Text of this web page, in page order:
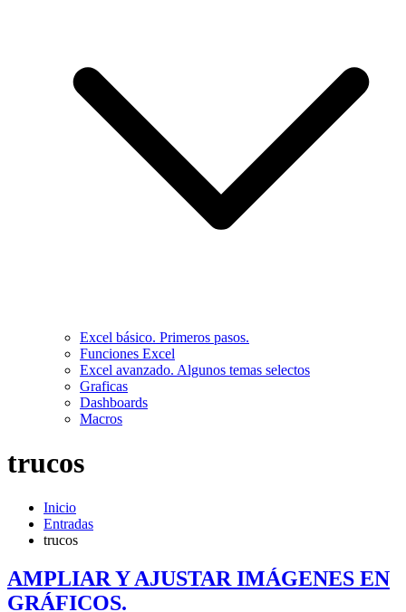
Excel básico. Primeros pasos.
Funciones Excel
Excel avanzado. Algunos temas selectos
Graficas
Dashboards
Macros
trucos
Inicio
Entradas
trucos
AMPLIAR Y AJUSTAR IMÁGENES EN
GRÁFICOS.